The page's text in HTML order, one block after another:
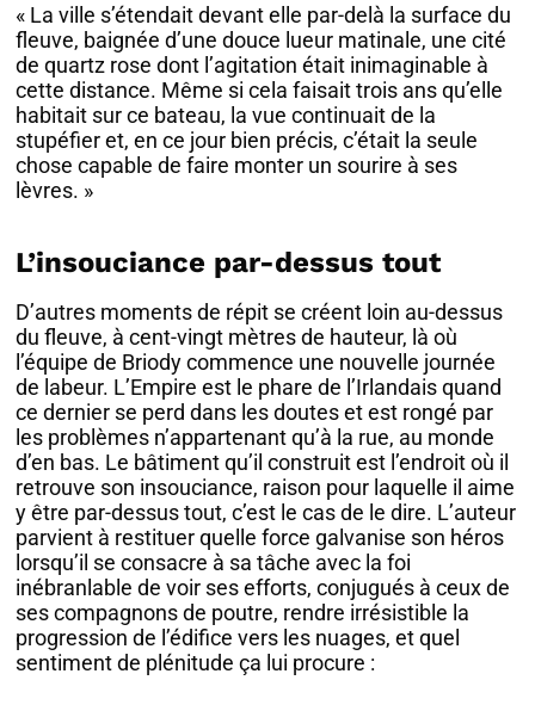
« La ville s’étendait devant elle par-delà la surface du
fleuve, baignée d’une douce lueur matinale, une cité
de quartz rose dont l’agitation était inimaginable à
cette distance. Même si cela faisait trois ans qu’elle
habitait sur ce bateau, la vue continuait de la
stupéfier et, en ce jour bien précis, c’était la seule
chose capable de faire monter un sourire à ses
lèvres. »
L’insouciance par-dessus tout
D’autres moments de répit se créent loin au-dessus
du fleuve, à cent-vingt mètres de hauteur, là où
l’équipe de Briody commence une nouvelle journée
de labeur. L’Empire est le phare de l’Irlandais quand
ce dernier se perd dans les doutes et est rongé par
les problèmes n’appartenant qu’à la rue, au monde
d’en bas. Le bâtiment qu’il construit est l’endroit où il
retrouve son insouciance, raison pour laquelle il aime
y être par-dessus tout, c’est le cas de le dire. L’auteur
parvient à restituer quelle force galvanise son héros
lorsqu’il se consacre à sa tâche avec la foi
inébranlable de voir ses efforts, conjugués à ceux de
ses compagnons de poutre, rendre irrésistible la
progression de l’édifice vers les nuages, et quel
sentiment de plénitude ça lui procure :